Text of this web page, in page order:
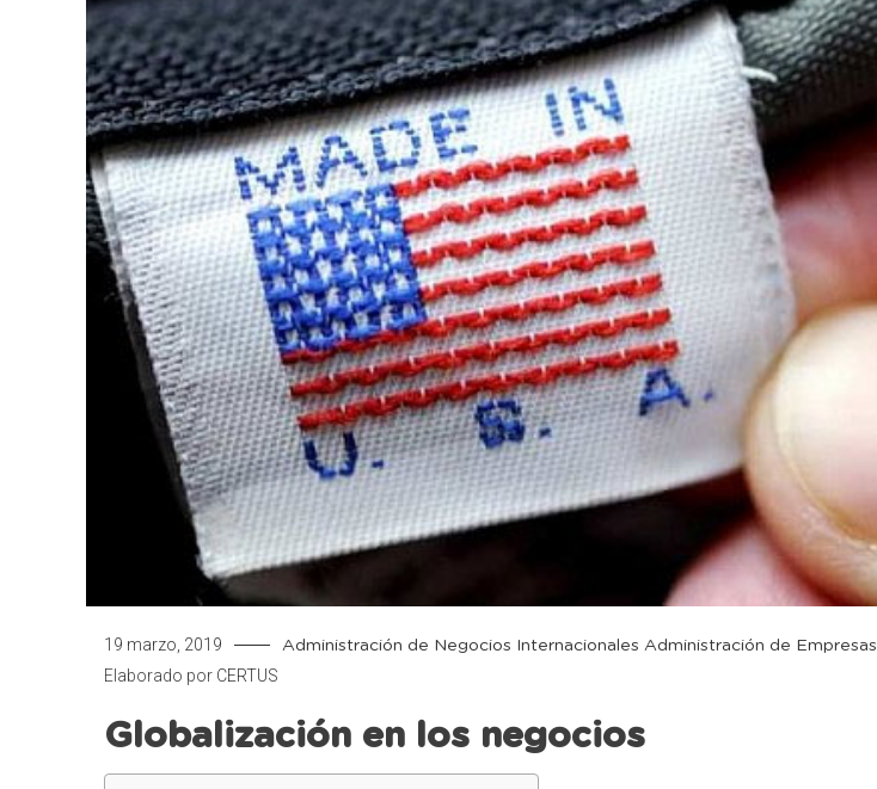
19 marzo, 2019 Administración de Negocios Internacionales Administración de Empresas
Elaborado por CERTUS
Globalización en los negocios